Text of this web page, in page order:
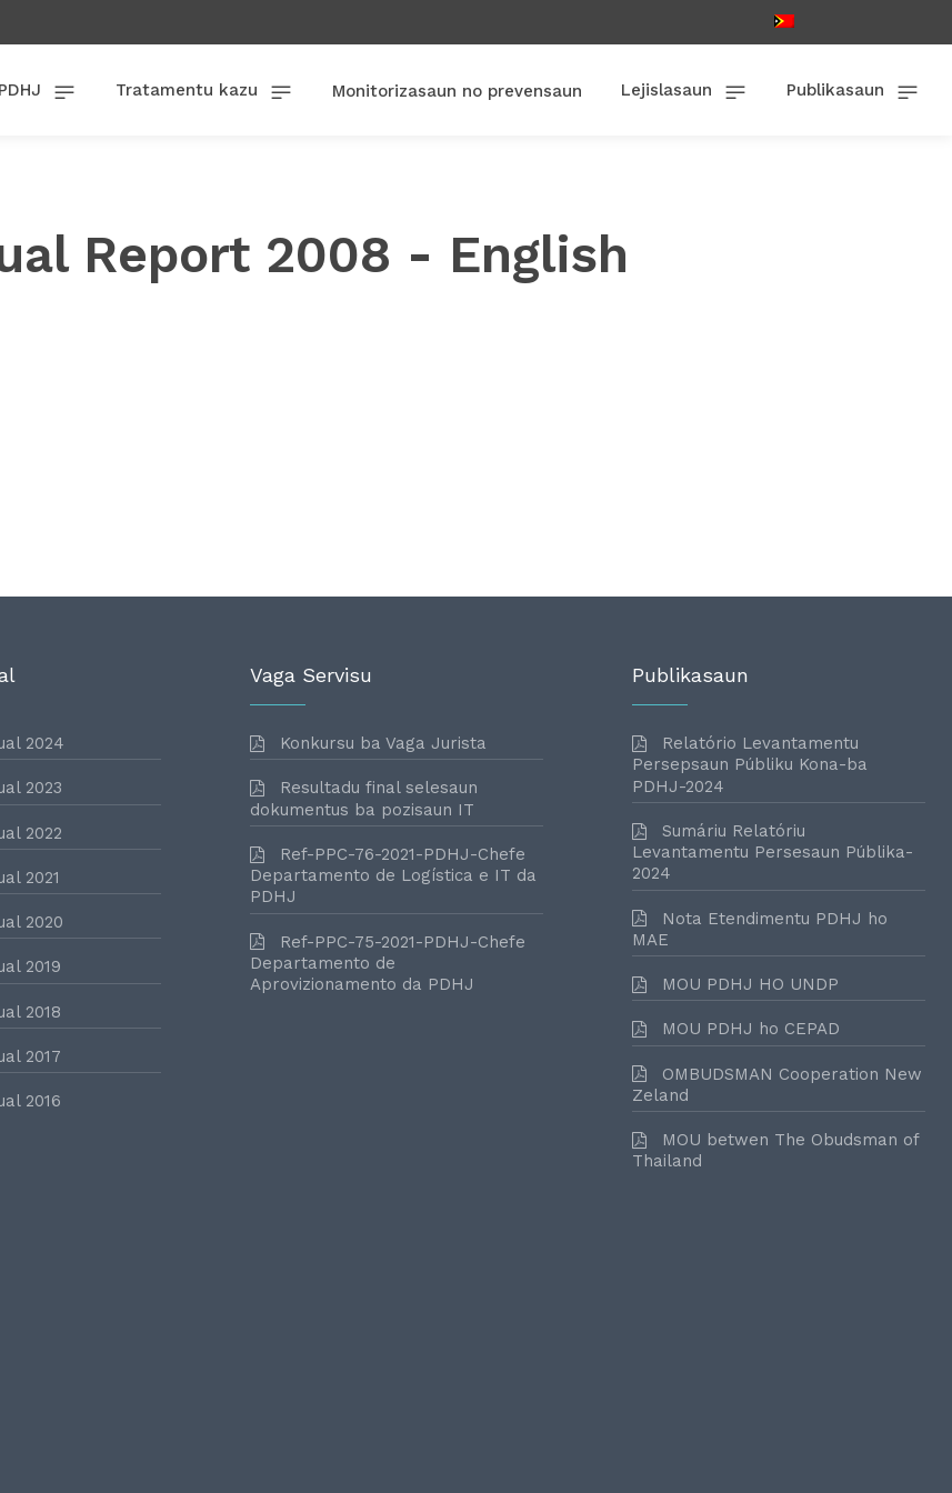
Tratamentu kazu Monitorizasaun no prevensaun Lejislasaun Publikasaun
Report 2008 - English
2024
2023
2022
2021
2020
2019
2018
2017
2016
Vaga Servisu
Konkursu ba Vaga Jurista
Resultadu final selesaun
dokumentus ba pozisaun IT
Ref-PPC-76-2021-PDHJ-Chefe
Departamento de Logística e IT da
PDHJ
Ref-PPC-75-2021-PDHJ-Chefe
Departamento de
Aprovizionamento da PDHJ
Publikasaun
Relatório Levantamentu
Persepsaun Públiku Kona-ba
PDHJ-2024
Sumáriu Relatóriu
Levantamentu Persesaun Públika-
2024
Nota Etendimentu PDHJ ho
MAE
MOU PDHJ HO UNDP
MOU PDHJ ho CEPAD
OMBUDSMAN Cooperation New
Zeland
MOU betwen The Obudsman of
Thailand